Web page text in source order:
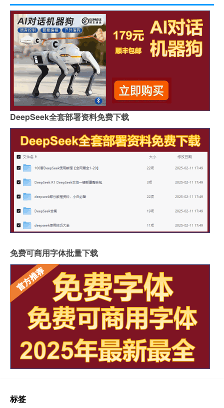
DeepSeek全套部署资料免费下载
免费可商用字体批量下载
标签